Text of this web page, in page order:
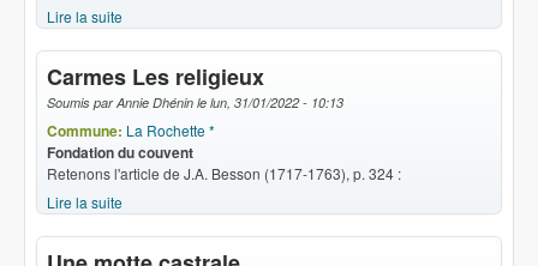
Lire la suite
Carmes Les religieux
Soumis parAnnie Dhénin le lun, 31/01/2022 - 10:13
Commune: La Rochette *
Fondation du couvent
Retenons l'article de J.A. Besson (1717-1763), p. 324 :
Lire la suite